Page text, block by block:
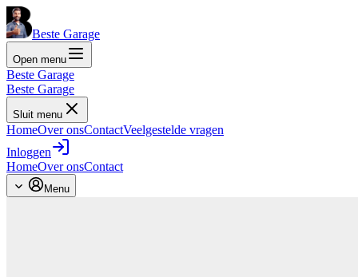
Beste Garage
Open menu
Beste Garage
Beste Garage
Sluit menu
HomeOver onsContactVeelgestelde vragen
Inloggen
HomeOver onsContact
Menu